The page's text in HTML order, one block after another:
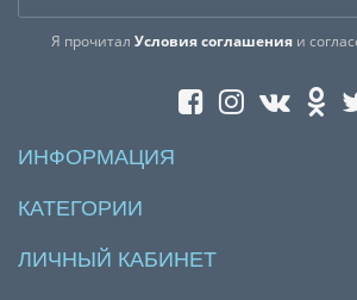
Я прочитал Условия соглашенияи
ИНФОРМАЦИЯ
КАТЕГОРИИ
ЛИЧНЫЙ КАБИНЕТ